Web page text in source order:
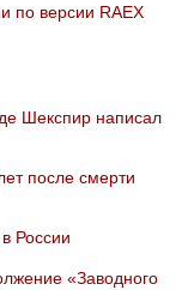
по версии RAEX
Шекспир написал
после смерти
России
«Заводного